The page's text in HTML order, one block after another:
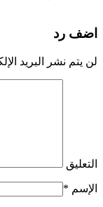
اضف رد
لن يتم نشر البريد
التعليق
الإسم *